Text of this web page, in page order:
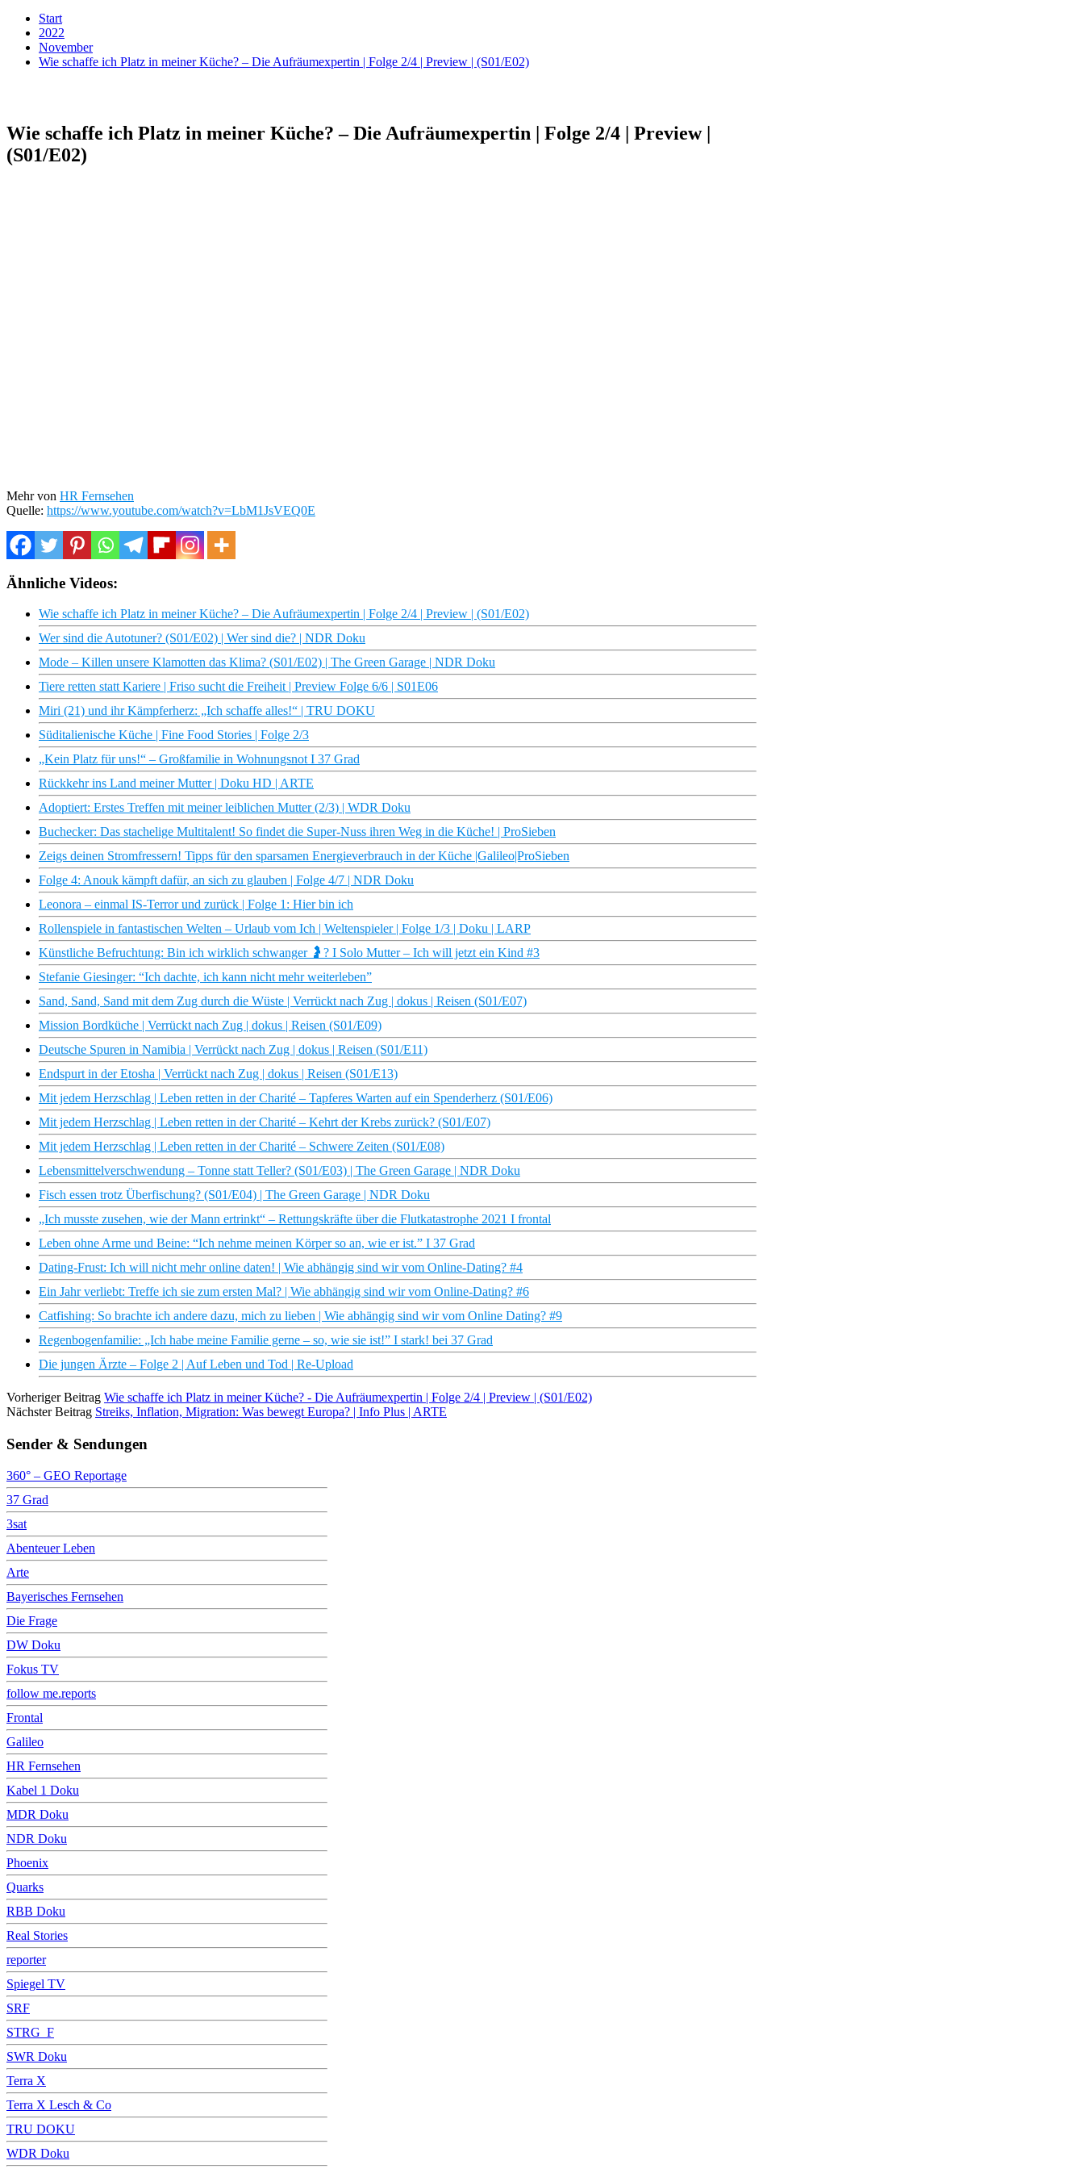
Start
2022
November
Wie schaffe ich Platz in meiner Küche? – Die Aufräumexpertin | Folge 2/4 | Preview | (S01/E02)
Wie schaffe ich Platz in meiner Küche? – Die Aufräumexpertin | Folge 2/4 | Preview |
(S01/E02)
Mehr von HR Fernsehen
Quelle: https://www.youtube.com/watch?v=LbM1JsVEQ0E
Ähnliche Videos:
Wie schaffe ich Platz in meiner Küche? – Die Aufräumexpertin | Folge 2/4 | Preview | (S01/E02)
Wer sind die Autotuner? (S01/E02) | Wer sind die? | NDR Doku
Mode – Killen unsere Klamotten das Klima? (S01/E02) | The Green Garage | NDR Doku
Tiere retten statt Kariere | Friso sucht die Freiheit | Preview Folge 6/6 | S01E06
Miri (21) und ihr Kämpferherz: „Ich schaffe alles!“ | TRU DOKU
Süditalienische Küche | Fine Food Stories | Folge 2/3
„Kein Platz für uns!“ – Großfamilie in Wohnungsnot I 37 Grad
Rückkehr ins Land meiner Mutter | Doku HD | ARTE
Adoptiert: Erstes Treffen mit meiner leiblichen Mutter (2/3) | WDR Doku
Buchecker: Das stachelige Multitalent! So findet die Super-Nuss ihren Weg in die Küche! | ProSieben
Zeigs deinen Stromfressern! Tipps für den sparsamen Energieverbrauch in der Küche |Galileo|ProSieben
Folge 4: Anouk kämpft dafür, an sich zu glauben | Folge 4/7 | NDR Doku
Leonora – einmal IS-Terror und zurück | Folge 1: Hier bin ich
Rollenspiele in fantastischen Welten – Urlaub vom Ich | Weltenspieler | Folge 1/3 | Doku | LARP
Künstliche Befruchtung: Bin ich wirklich schwanger 🤰? I Solo Mutter – Ich will jetzt ein Kind #3
Stefanie Giesinger: “Ich dachte, ich kann nicht mehr weiterleben”
Sand, Sand, Sand mit dem Zug durch die Wüste | Verrückt nach Zug | dokus | Reisen (S01/E07)
Mission Bordküche | Verrückt nach Zug | dokus | Reisen (S01/E09)
Deutsche Spuren in Namibia | Verrückt nach Zug | dokus | Reisen (S01/E11)
Endspurt in der Etosha | Verrückt nach Zug | dokus | Reisen (S01/E13)
Mit jedem Herzschlag | Leben retten in der Charité – Tapferes Warten auf ein Spenderherz (S01/E06)
Mit jedem Herzschlag | Leben retten in der Charité – Kehrt der Krebs zurück? (S01/E07)
Mit jedem Herzschlag | Leben retten in der Charité – Schwere Zeiten (S01/E08)
Lebensmittelverschwendung – Tonne statt Teller? (S01/E03) | The Green Garage | NDR Doku
Fisch essen trotz Überfischung? (S01/E04) | The Green Garage | NDR Doku
„Ich musste zusehen, wie der Mann ertrinkt“ – Rettungskräfte über die Flutkatastrophe 2021 I frontal
Leben ohne Arme und Beine: “Ich nehme meinen Körper so an, wie er ist.” I 37 Grad
Dating-Frust: Ich will nicht mehr online daten! | Wie abhängig sind wir vom Online-Dating? #4
Ein Jahr verliebt: Treffe ich sie zum ersten Mal? | Wie abhängig sind wir vom Online-Dating? #6
Catfishing: So brachte ich andere dazu, mich zu lieben | Wie abhängig sind wir vom Online Dating? #9
Regenbogenfamilie: „Ich habe meine Familie gerne – so, wie sie ist!” I stark! bei 37 Grad
Die jungen Ärzte – Folge 2 | Auf Leben und Tod | Re-Upload
Vorheriger Beitrag Wie schaffe ich Platz in meiner Küche? - Die Aufräumexpertin | Folge 2/4 | Preview | (S01/E02)
Nächster Beitrag Streiks, Inflation, Migration: Was bewegt Europa? | Info Plus | ARTE
Sender & Sendungen
360° – GEO Reportage
37 Grad
3sat
Abenteuer Leben
Arte
Bayerisches Fernsehen
Die Frage
DW Doku
Fokus TV
follow me.reports
Frontal
Galileo
HR Fernsehen
Kabel 1 Doku
MDR Doku
NDR Doku
Phoenix
Quarks
RBB Doku
Real Stories
reporter
Spiegel TV
SRF
STRG_F
SWR Doku
Terra X
Terra X Lesch & Co
TRU DOKU
WDR Doku